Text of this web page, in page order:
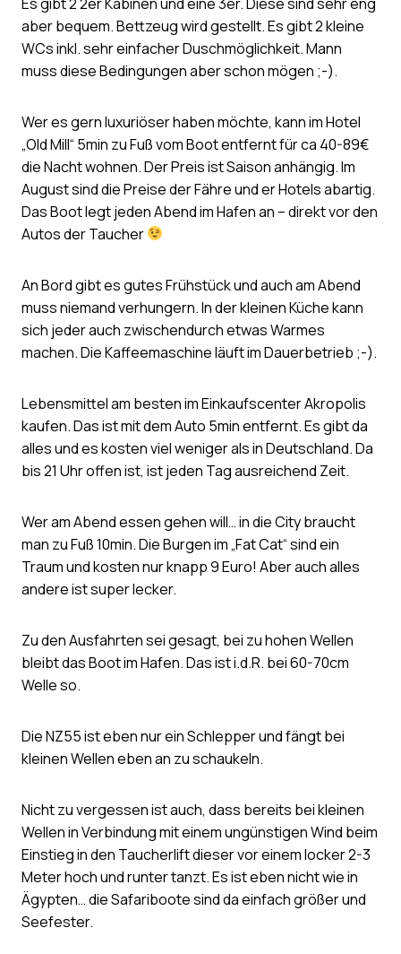
aber bequem. Bettzeug wird gestellt. Es gibt 2 kleine
WCs inkl. sehr einfacher Duschmöglichkeit. Mann
muss diese Bedingungen aber schon mögen ;-).
Wer es gern luxuriöser haben möchte, kann im Hotel
„Old Mill“ 5min zu Fuß vom Boot entfernt für ca 40-89€
die Nacht wohnen. Der Preis ist Saison anhängig. Im
August sind die Preise der Fähre und er Hotels abartig.
Das Boot legt jeden Abend im Hafen an – direkt vor den
Autos der Taucher
An Bord gibt es gutes Frühstück und auch am Abend
muss niemand verhungern. In der kleinen Küche kann
sich jeder auch zwischendurch etwas Warmes
machen. Die Kaffeemaschine läuft im Dauerbetrieb ;-).
Lebensmittel am besten im Einkaufscenter Akropolis
kaufen. Das ist mit dem Auto 5min entfernt. Es gibt da
alles und es kosten viel weniger als in Deutschland. Da
bis 21 Uhr offen ist, ist jeden Tag ausreichend Zeit.
Wer am Abend essen gehen will… in die City braucht
man zu Fuß 10min. Die Burgen im „Fat Cat“ sind ein
Traum und kosten nur knapp 9 Euro! Aber auch alles
andere ist super lecker.
Zu den Ausfahrten sei gesagt, bei zu hohen Wellen
bleibt das Boot im Hafen. Das ist i.d.R. bei 60-70cm
Welle so.
Die NZ55 ist eben nur ein Schlepper und fängt bei
kleinen Wellen eben an zu schaukeln.
Nicht zu vergessen ist auch, dass bereits bei kleinen
Wellen in Verbindung mit einem ungünstigen Wind beim
Einstieg in den Taucherlift dieser vor einem locker 2-3
Meter hoch und runter tanzt. Es ist eben nicht wie in
Ägypten… die Safariboote sind da einfach größer und
Seefester.